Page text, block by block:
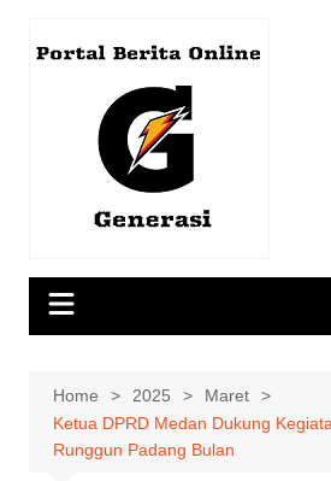
Home 2025
Maret
Ketua DPRD Medan Dukung
Runggun Padang Bulan